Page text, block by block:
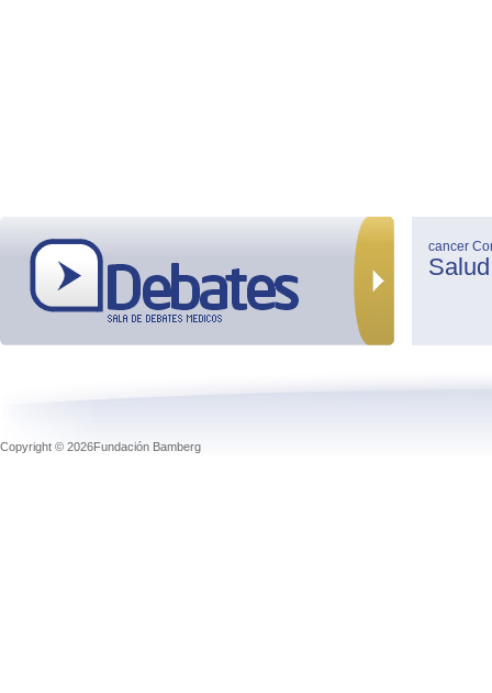
cancer
Salud
Copyright © 2026Fundación Bamberg